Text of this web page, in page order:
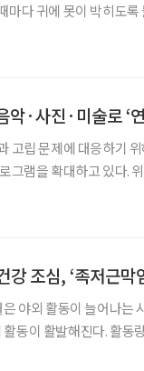
못이 박히도록 들은 말이다. 일장
·사진·미술로 ‘
고립 문제에 대응하기
그램을 확대하고 있다.
강 조심, ‘족저근막
야외 활동이 늘어나는
동이 활발해진다. 활동